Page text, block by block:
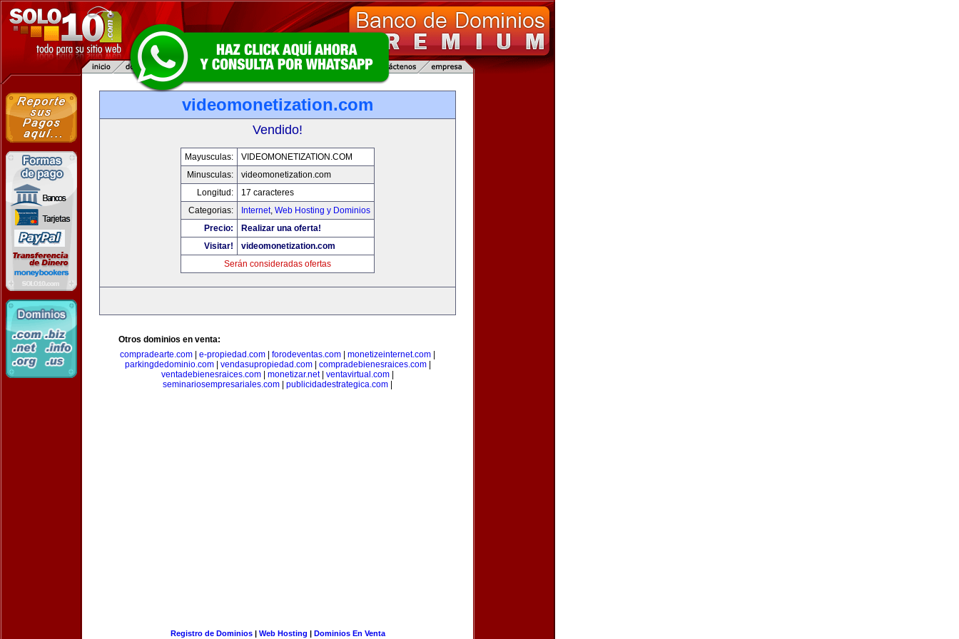
videomonetization.com
Vendido!
Mayusculas:
VIDEOMONETIZATION.COM
Minusculas:
videomonetization.com
Longitud:
17 caracteres
Categorias:
Internet, Web Hosting y Dominios
Precio:
Realizar una oferta!
Visitar!
videomonetization.com
Serán consideradas ofertas
Otros dominios en venta:
compradearte.com
e-propiedad.com forodeventas.com monetizeinternet.com
parkingdedominio.com| vendasupropiedad.com| compradebienesraices.com|
ventadebienesraices.com
monetizar.net| ventavirtual.com
seminariosempresariales.com
publicidadestrategica.com
Registro de Dominios| Web Hosting | Dominios En Venta